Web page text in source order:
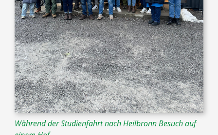
© eigenes Bild LVH
Während der Studienfahrt nach Heilbronn Besuch auf